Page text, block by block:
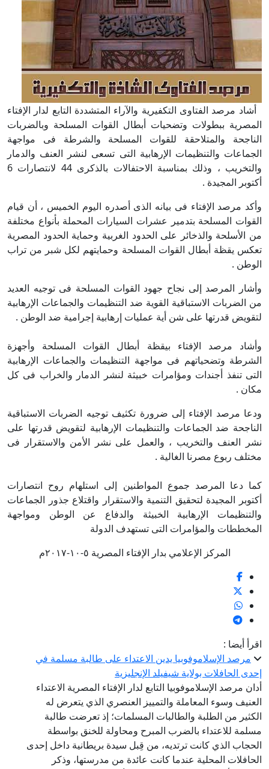
أشاد مرصد الفتاوى التكفيرية والآراء المتشددة التابع لدار الإفتاء
المصرية ببطولات وتضحيات أبطال القوات المسلحة وبالضربات
الناجحة والمتلاحقة للقوات المسلحة والشرطة فى مواجهة
الجماعات والتنظيمات الإرهابية التى تسعى لنشر العنف والدمار
والتخريب ، وذلك بمناسبة الاحتفالات بالذكرى 44 لانتصارات 6
أكتوبر المجيدة .
وأكد مرصد الإفتاء فى بيانه الذى أصدره اليوم الخميس ، أن قيام
القوات المسلحة بتدمير عشرات السيارات المحملة بأنواع مختلفة
من الأسلحة والذخائر على الحدود الغربية وحماية الحدود المصرية
تعكس يقظة أبطال القوات المسلحة وحمايتهم لكل شبر من تراب
الوطن .
وأشار المرصد إلى نجاح جهود القوات المسلحة فى توجيه العديد
من الضربات الاستباقية القوية ضد التنظيمات والجماعات الإرهابية
لتقويض قدرتها على شن أية عمليات إرهابية إجرامية ضد الوطن .
وأشاد مرصد الإفتاء بيقظة أبطال القوات المسلحة وأجهزة
الشرطة وتضحياتهم فى مواجهة التنظيمات والجماعات الإرهابية
التى تنفذ أجندات ومؤامرات خبيثة لنشر الدمار والخراب فى كل
مكان .
ودعا مرصد الإفتاء إلى ضرورة تكثيف توجيه الضربات الاستباقية
الناجحة ضد الجماعات والتنظيمات الإرهابية لتقويض قدرتها على
نشر العنف والتخريب ، والعمل على نشر الأمن والاستقرار فى
مختلف ربوع مصرنا الغالية .
كما دعا المرصد جموع المواطنين إلى استلهام روح انتصارات
أكتوبر المجيدة لتحقيق التنمية والاستقرار واقتلاع جذور الجماعات
والتنظيمات الإرهابية الخبيثة والدفاع عن الوطن ومواجهة
المخططات والمؤامرات التى تستهدف الدولة
المركز الإعلامي بدار الإفتاء المصرية ٥-١٠-٢٠١٧م
اقرأ أيضا :
مرصد الإسلاموفوبيا يدين الاعتداء على طالبة مسلمة في
إحدى الحافلات بولاية شيفيلد الإنجليزية
أدان مرصد الإسلاموفوبيا التابع لدار الإفتاء المصرية الاعتداء
العنيف وسوء المعاملة والتمييز العنصري الذي يتعرض له
الكثير من الطلبة والطالبات المسلمات؛ إذ تعرضت طالبة
مسلمة للاعتداء بالضرب المبرح ومحاولة للخنق بواسطة
الحجاب الذي كانت ترتديه، من قِبل سيدة بريطانية داخل إحدى
الحافلات المحلية عندما كانت عائدة من مدرستها، وذكر